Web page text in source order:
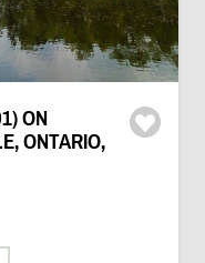
ON
ONTARIO,